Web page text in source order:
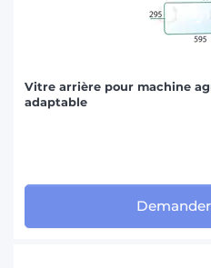
Vitre arrière pour machine
adaptable